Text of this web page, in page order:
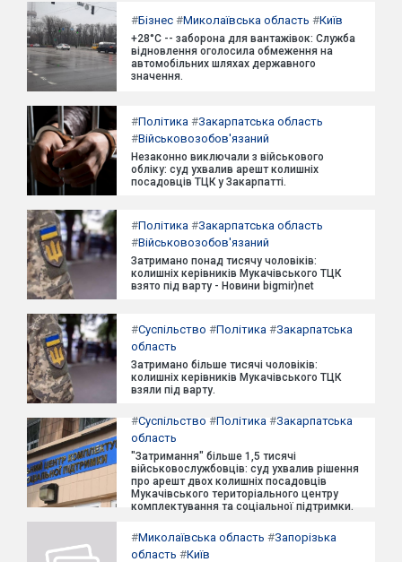
#Бізнес #Миколаївська область #Київ
+28°C -- заборона для вантажівок: Служба
відновлення оголосила обмеження на
автомобільних шляхах державного
значення.
#Політика #Закарпатська область
#Військовозобов'язаний
Незаконно виключали з військового
обліку: суд ухвалив арешт колишніх
посадовців ТЦК у Закарпатті.
#Політика #Закарпатська область
#Військовозобов'язаний
Затримано понад тисячу чоловіків:
колишніх керівників Мукачівського ТЦК
взято під варту - Новини bigmir)net
#Суспільство #Політика #Закарпатська
область
Затримано більше тисячі чоловіків:
колишніх керівників Мукачівського ТЦК
взяли під варту.
#Суспільство #Політика #Закарпатська
область
"Затримання" більше 1,5 тисячі
військовослужбовців: суд ухвалив рішення
про арешт двох колишніх посадовців
Мукачівського територіального центру
комплектування та соціальної підтримки.
#Миколаївська область #Запорізька
область #Київ